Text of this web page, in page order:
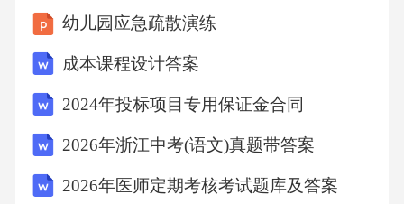
是下列哪个因素（）。
A:经济计划B:社会结构C:文化观念D:政策法规
（）。
幼儿园应急疏散演练
成本课程设计答案
2024年投标项目专用保证金合同
2026年浙江中考(语文)真题带答案
2026年医师定期考核考试题库及答案